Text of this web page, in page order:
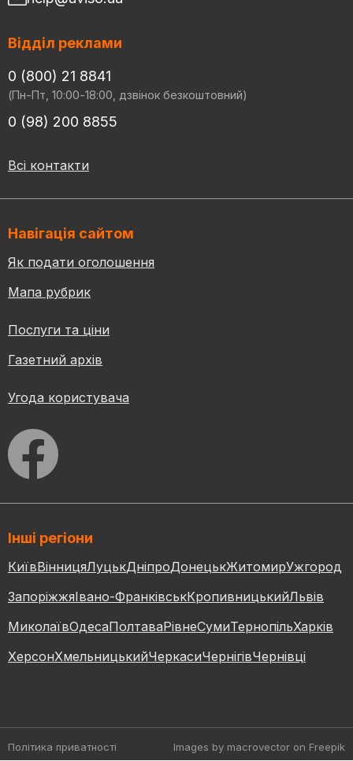
Відділ реклами
0 (800) 21 8841
(Пн-Пт, 10:00-18:00, дзвінок безкоштовний)
0 (98) 200 8855
Всі контакти
Навігація сайтом
Як подати оголошення
Мапа рубрик
Послуги та ціни
Газетний архів
Угода користувача
Інші регіони
КиївВінницяЛуцькДніпроДонецькЖитомирУжгород
ЗапоріжжяІвано-ФранківськКропивницькийЛьвів
МиколаївОдесаПолтаваРівнеСумиТернопільХарків
ХерсонХмельницькийЧеркасиЧернігівЧернівці
Політика приватності Images by macrovector on Freepik